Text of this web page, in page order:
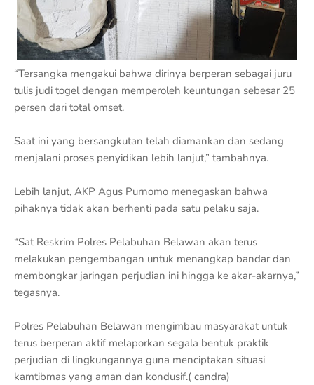
“Tersangka mengakui bahwa dirinya berperan sebagai juru
tulis judi togel dengan memperoleh keuntungan sebesar 25
persen dari total omset.
Saat ini yang bersangkutan telah diamankan dan sedang
menjalani proses penyidikan lebih lanjut,” tambahnya.
Lebih lanjut, AKP Agus Purnomo menegaskan bahwa
pihaknya tidak akan berhenti pada satu pelaku saja.
“Sat Reskrim Polres Pelabuhan Belawan akan terus
melakukan pengembangan untuk menangkap bandar dan
membongkar jaringan perjudian ini hingga ke akar-akarnya,”
tegasnya.
Polres Pelabuhan Belawan mengimbau masyarakat untuk
terus berperan aktif melaporkan segala bentuk praktik
perjudian di lingkungannya guna menciptakan situasi
kamtibmas yang aman dan kondusif.( candra)